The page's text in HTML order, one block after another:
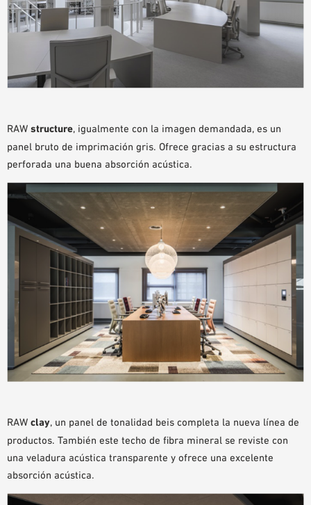
RAW structure, igualmente con la imagen demandada, es un
panel bruto de imprimación gris. Ofrece gracias a su estructura
perforada una buena absorción acústica.
RAW clay, un panel de tonalidad beis completa la nueva línea de
productos. También este techo de fibra mineral se reviste con
una veladura acústica transparente y ofrece una excelente
absorción acústica.